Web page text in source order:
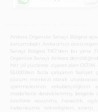
Ankara Organize Sanayi Bölgesi
konumdadır. Ankara’nın öncü
Sanayi Bölgesi 1967’den bu yana
Organize Sanayi Ankara
her yıl yüzlerce ziyaret alan OSTİM,
65.000’den fazla çalışanın
çözüm merkezi olarak
işletmelerinin rekabetçiliğinin
modellerle desteklenmiş, bölgede
özellikle savunma, havacılık,
haberleşme teknolojileri, enerji,